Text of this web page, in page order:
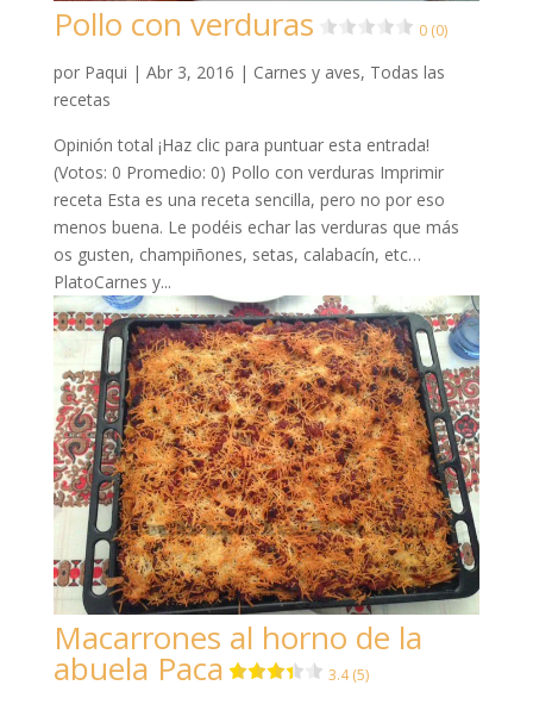
Pollo con verduras 0 (0)
por Paqui | Abr 3, 2016 | Carnes y aves, Todas las
recetas
Opinión total ¡Haz clic para puntuar esta entrada!
(Votos: 0 Promedio: 0) Pollo con verduras Imprimir
receta Esta es una receta sencilla, pero no por eso
menos buena. Le podéis echar las verduras que más
os gusten, champiñones, setas, calabacín, etc…
PlatoCarnes y...
Macarrones al horno de la
abuela Paca 3.4 (5)